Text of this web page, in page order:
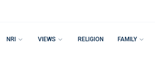
NRI VIEWS RELIGION FAMILY